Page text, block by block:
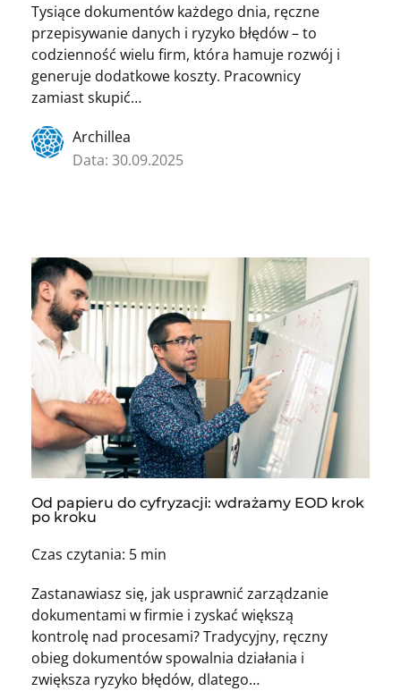
Tysiące dokumentów każdego dnia, ręczne
przepisywanie danych i ryzyko błędów – to
codzienność wielu firm, która hamuje rozwój i
generuje dodatkowe koszty. Pracownicy
zamiast skupić…
Archillea
Data: 30.09.2025
Od papieru do cyfryzacji: wdrażamy EOD krok
po kroku
Czas czytania: 5 min
Zastanawiasz się, jak usprawnić zarządzanie
dokumentami w firmie i zyskać większą
kontrolę nad procesami? Tradycyjny, ręczny
obieg dokumentów spowalnia działania i
zwiększa ryzyko błędów, dlatego…